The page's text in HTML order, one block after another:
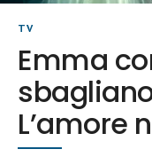
TV
Emma
L’amore